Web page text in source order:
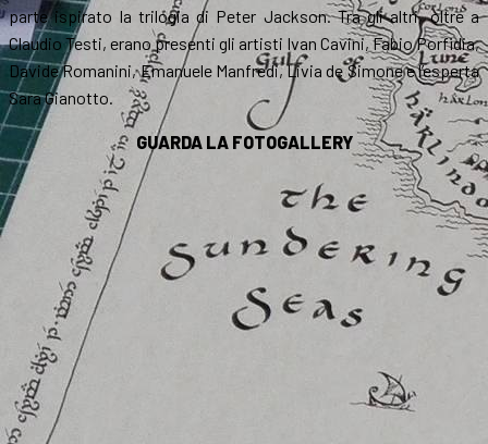
parte ispirato la trilogia di Peter Jackson. Tra gli altri, oltre a
Claudio Testi, erano presenti gli artisti Ivan Cavini, Fabio Porfidia,
Davide Romanini, Emanuele Manfredi, Livia de Simone e l’esperta
Sara Gianotto.
GUARDA LA FOTOGALLERY